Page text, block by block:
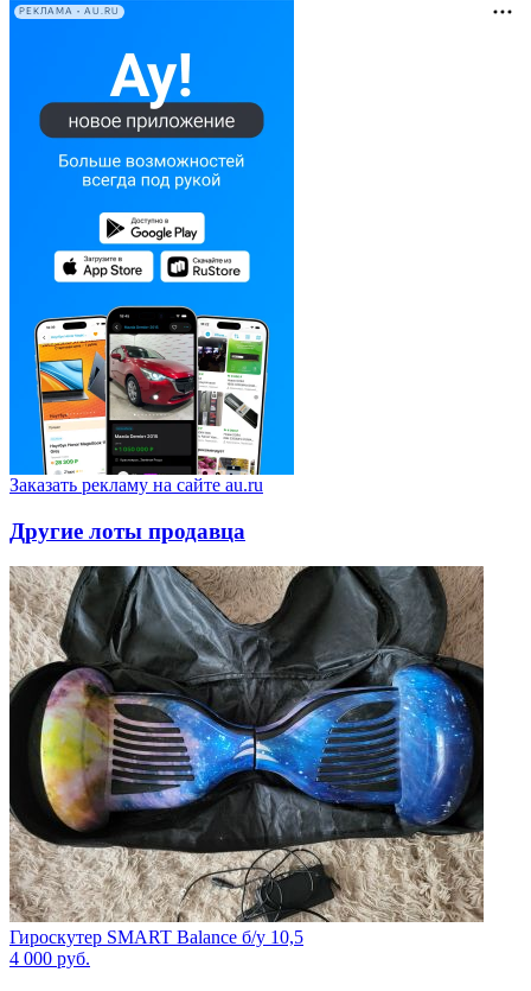
РЕКЛАМА • AU.RU
Заказать рекламу на сайте au.ru
Другие лоты продавца
Гироскутер SMART Balance б/у 10,5
4 000 руб.